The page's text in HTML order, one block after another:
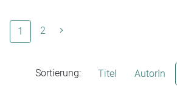
1 (aktuelle Seite)
2
Sortierung: Titel AutorIn